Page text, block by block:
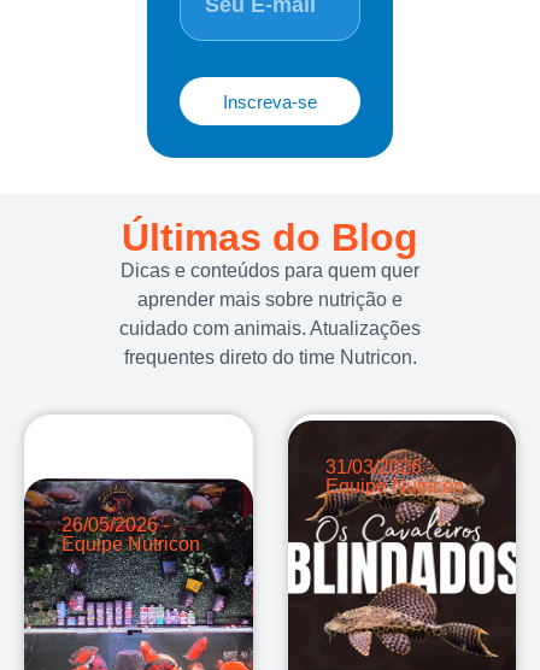
Inscreva-se
Últimas do Blog
Dicas e conteúdos para quem quer
aprender mais sobre nutrição e
cuidado com animais. Atualizações
frequentes direto do time Nutricon.
26/05/2026 -
Equipe Nutricon
31/03/2026 -
Equipe Nutricon